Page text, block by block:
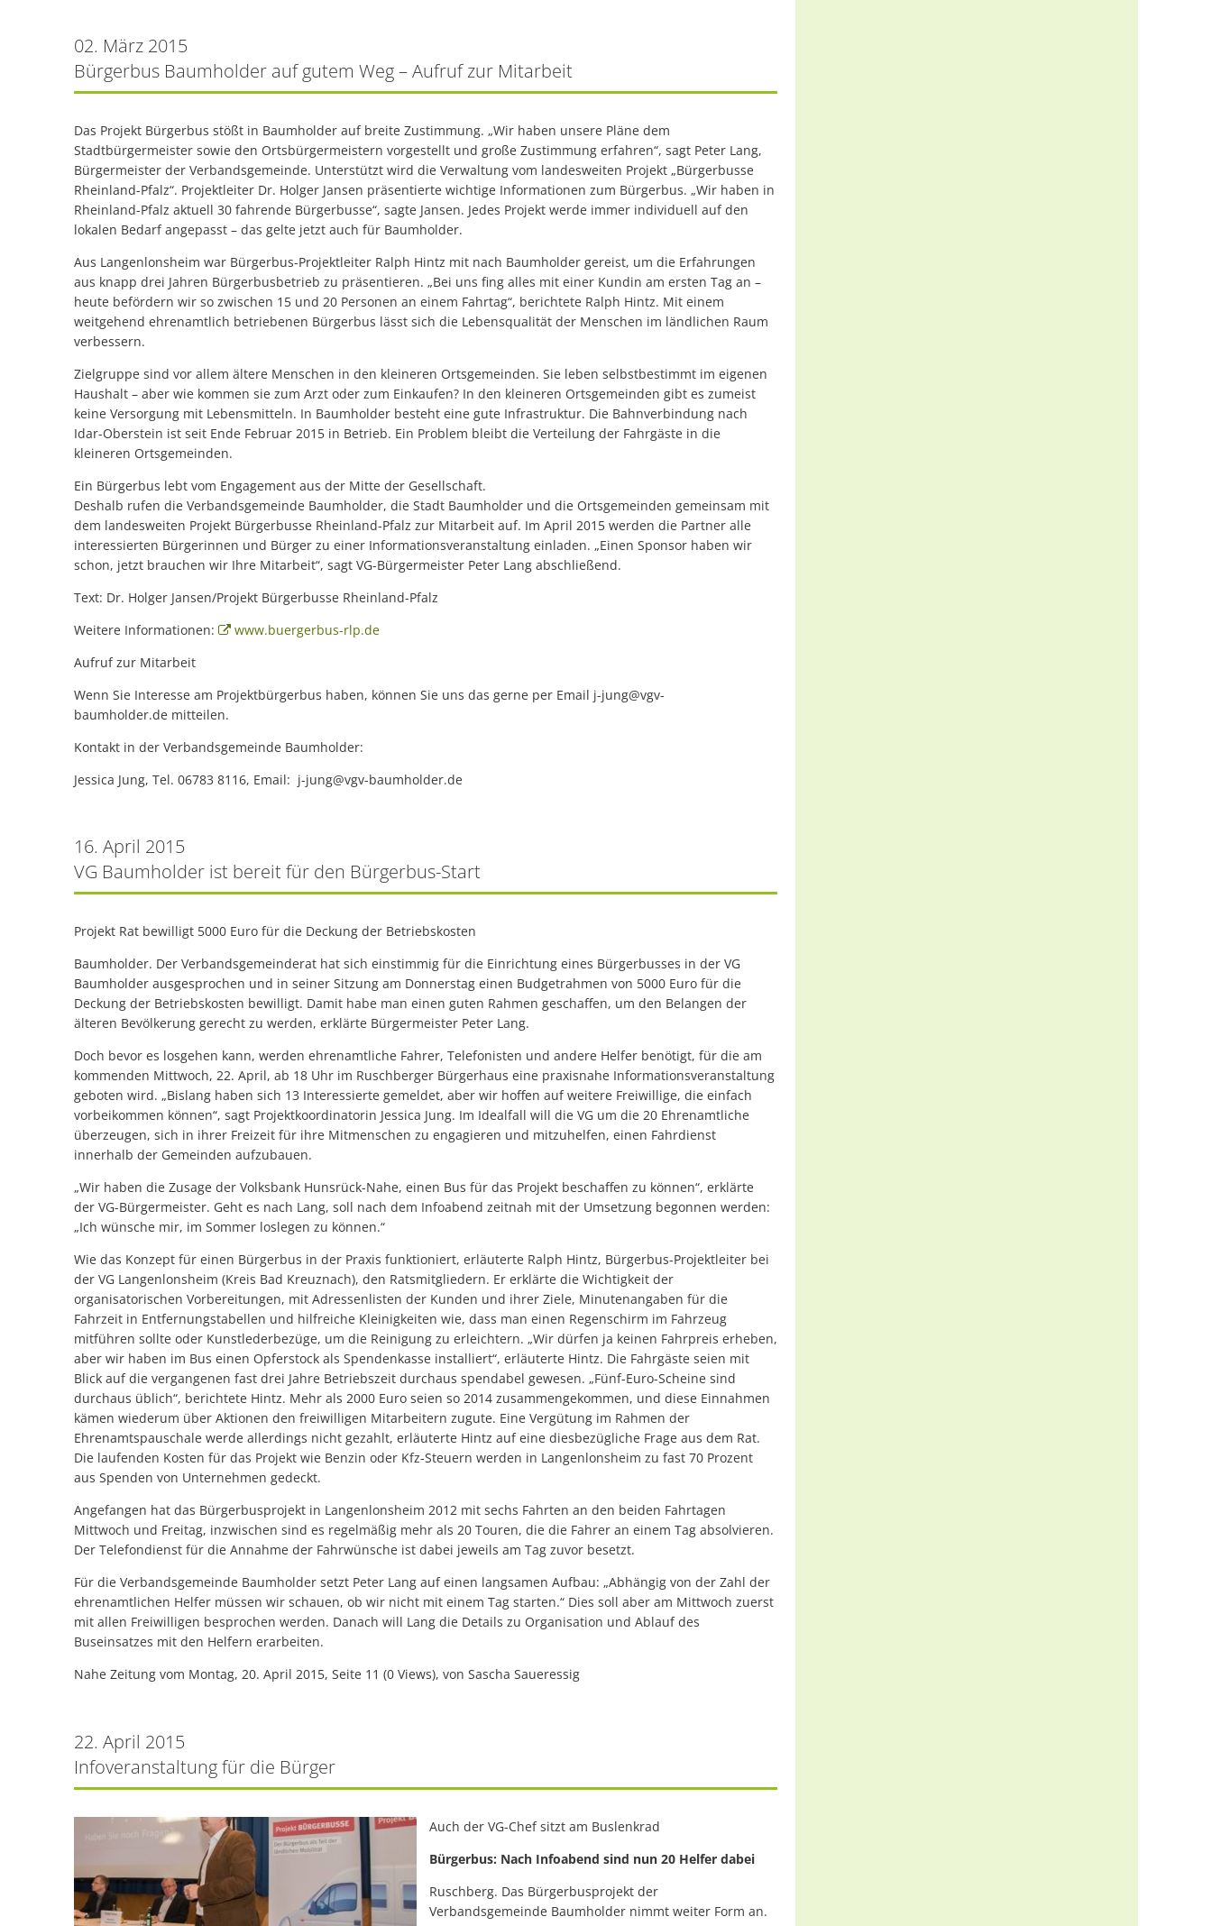
02. März 2015
Bürgerbus Baumholder auf gutem Weg – Aufruf zur Mitarbeit
Das Projekt Bürgerbus stößt in Baumholder auf breite Zustimmung. „Wir haben unsere Pläne dem
Stadtbürgermeister sowie den Ortsbürgermeistern vorgestellt und große Zustimmung erfahren“, sagt Peter Lang,
Bürgermeister der Verbandsgemeinde. Unterstützt wird die Verwaltung vom landesweiten Projekt „Bürgerbusse
Rheinland-Pfalz“. Projektleiter Dr. Holger Jansen präsentierte wichtige Informationen zum Bürgerbus. „Wir haben in
Rheinland-Pfalz aktuell 30 fahrende Bürgerbusse“, sagte Jansen. Jedes Projekt werde immer individuell auf den
lokalen Bedarf angepasst – das gelte jetzt auch für Baumholder.
Aus Langenlonsheim war Bürgerbus-Projektleiter Ralph Hintz mit nach Baumholder gereist, um die Erfahrungen
aus knapp drei Jahren Bürgerbusbetrieb zu präsentieren. „Bei uns fing alles mit einer Kundin am ersten Tag an –
heute befördern wir so zwischen 15 und 20 Personen an einem Fahrtag“, berichtete Ralph Hintz. Mit einem
weitgehend ehrenamtlich betriebenen Bürgerbus lässt sich die Lebensqualität der Menschen im ländlichen Raum
verbessern.
Zielgruppe sind vor allem ältere Menschen in den kleineren Ortsgemeinden. Sie leben selbstbestimmt im eigenen
Haushalt – aber wie kommen sie zum Arzt oder zum Einkaufen? In den kleineren Ortsgemeinden gibt es zumeist
keine Versorgung mit Lebensmitteln. In Baumholder besteht eine gute Infrastruktur. Die Bahnverbindung nach
Idar-Oberstein ist seit Ende Februar 2015 in Betrieb. Ein Problem bleibt die Verteilung der Fahrgäste in die
kleineren Ortsgemeinden.
Ein Bürgerbus lebt vom Engagement aus der Mitte der Gesellschaft.
Deshalb rufen die Verbandsgemeinde Baumholder, die Stadt Baumholder und die Ortsgemeinden gemeinsam mit
dem landesweiten Projekt Bürgerbusse Rheinland-Pfalz zur Mitarbeit auf. Im April 2015 werden die Partner alle
interessierten Bürgerinnen und Bürger zu einer Informationsveranstaltung einladen. „Einen Sponsor haben wir
schon, jetzt brauchen wir Ihre Mitarbeit“, sagt VG-Bürgermeister Peter Lang abschließend.
Text: Dr. Holger Jansen/Projekt Bürgerbusse Rheinland-Pfalz
Weitere Informationen:
www.buergerbus-rlp.de
Aufruf zur Mitarbeit
Wenn Sie Interesse am Projektbürgerbus haben, können Sie uns das gerne per Email j-jung@vgv-
baumholder.de mitteilen.
Kontakt in der Verbandsgemeinde Baumholder:
Jessica Jung, Tel. 06783 8116, Email: j-jung@vgv-baumholder.de
16. April 2015
VG Baumholder ist bereit für den Bürgerbus-Start
Projekt Rat bewilligt 5000 Euro für die Deckung der Betriebskosten
Baumholder. Der Verbandsgemeinderat hat sich einstimmig für die Einrichtung eines Bürgerbusses in der VG
Baumholder ausgesprochen und in seiner Sitzung am Donnerstag einen Budgetrahmen von 5000 Euro für die
Deckung der Betriebskosten bewilligt. Damit habe man einen guten Rahmen geschaffen, um den Belangen der
älteren Bevölkerung gerecht zu werden, erklärte Bürgermeister Peter Lang.
Doch bevor es losgehen kann, werden ehrenamtliche Fahrer, Telefonisten und andere Helfer benötigt, für die am
kommenden Mittwoch, 22. April, ab 18 Uhr im Ruschberger Bürgerhaus eine praxisnahe Informationsveranstaltung
geboten wird. „Bislang haben sich 13 Interessierte gemeldet, aber wir hoffen auf weitere Freiwillige, die einfach
vorbeikommen können“, sagt Projektkoordinatorin Jessica Jung. Im Idealfall will die VG um die 20 Ehrenamtliche
überzeugen, sich in ihrer Freizeit für ihre Mitmenschen zu engagieren und mitzuhelfen, einen Fahrdienst
innerhalb der Gemeinden aufzubauen.
„Wir haben die Zusage der Volksbank Hunsrück-Nahe, einen Bus für das Projekt beschaffen zu können“, erklärte
der VG-Bürgermeister. Geht es nach Lang, soll nach dem Infoabend zeitnah mit der Umsetzung begonnen werden:
„Ich wünsche mir, im Sommer loslegen zu können.“
Wie das Konzept für einen Bürgerbus in der Praxis funktioniert, erläuterte Ralph Hintz, Bürgerbus-Projektleiter bei
der VG Langenlonsheim (Kreis Bad Kreuznach), den Ratsmitgliedern. Er erklärte die Wichtigkeit der
organisatorischen Vorbereitungen, mit Adressenlisten der Kunden und ihrer Ziele, Minutenangaben für die
Fahrzeit in Entfernungstabellen und hilfreiche Kleinigkeiten wie, dass man einen Regenschirm im Fahrzeug
mitführen sollte oder Kunstlederbezüge, um die Reinigung zu erleichtern. „Wir dürfen ja keinen Fahrpreis erheben,
aber wir haben im Bus einen Opferstock als Spendenkasse installiert“, erläuterte Hintz. Die Fahrgäste seien mit
Blick auf die vergangenen fast drei Jahre Betriebszeit durchaus spendabel gewesen. „Fünf-Euro-Scheine sind
durchaus üblich“, berichtete Hintz. Mehr als 2000 Euro seien so 2014 zusammengekommen, und diese Einnahmen
kämen wiederum über Aktionen den freiwilligen Mitarbeitern zugute. Eine Vergütung im Rahmen der
Ehrenamtspauschale werde allerdings nicht gezahlt, erläuterte Hintz auf eine diesbezügliche Frage aus dem Rat.
Die laufenden Kosten für das Projekt wie Benzin oder Kfz-Steuern werden in Langenlonsheim zu fast 70 Prozent
aus Spenden von Unternehmen gedeckt.
Angefangen hat das Bürgerbusprojekt in Langenlonsheim 2012 mit sechs Fahrten an den beiden Fahrtagen
Mittwoch und Freitag, inzwischen sind es regelmäßig mehr als 20 Touren, die die Fahrer an einem Tag absolvieren.
Der Telefondienst für die Annahme der Fahrwünsche ist dabei jeweils am Tag zuvor besetzt.
Für die Verbandsgemeinde Baumholder setzt Peter Lang auf einen langsamen Aufbau: „Abhängig von der Zahl der
ehrenamtlichen Helfer müssen wir schauen, ob wir nicht mit einem Tag starten.“ Dies soll aber am Mittwoch zuerst
mit allen Freiwilligen besprochen werden. Danach will Lang die Details zu Organisation und Ablauf des
Buseinsatzes mit den Helfern erarbeiten.
Nahe Zeitung vom Montag, 20. April 2015, Seite 11 (0 Views), von Sascha Saueressig
22. April 2015
Infoveranstaltung für die Bürger
Auch der VG-Chef sitzt am Buslenkrad
Bürgerbus: Nach Infoabend sind nun 20 Helfer dabei
Ruschberg. Das Bürgerbusprojekt der
Verbandsgemeinde Baumholder nimmt weiter Form an.